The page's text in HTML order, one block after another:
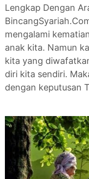
Lengkap Dengan
mengalami
anak kita. Namun
kita yang
diri kita sendiri.
dengan keputusan